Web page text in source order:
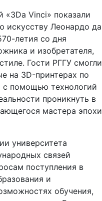
«3Da Vinci» показали
искусству Леонардо да
летия со дня
и изобретателя,
Гости РГГУ смогли
на 3D-принтерах по
с помощью технологий
проникнуть в
мастера эпохи
университета
связей
поступления в
и
обучения,